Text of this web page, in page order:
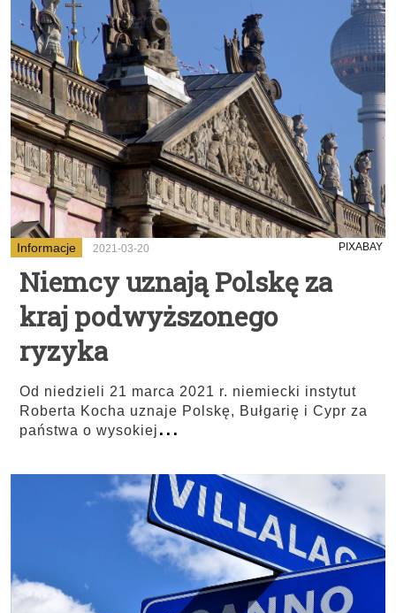
Informacje 2021-03-20 PIXABAY
Niemcy uznają Polskę za
kraj podwyższonego
ryzyka
Od niedzieli 21 marca 2021 r. niemiecki instytut
Roberta Kocha uznaje Polskę, Bułgarię i Cypr za
państwa o wysokiej...